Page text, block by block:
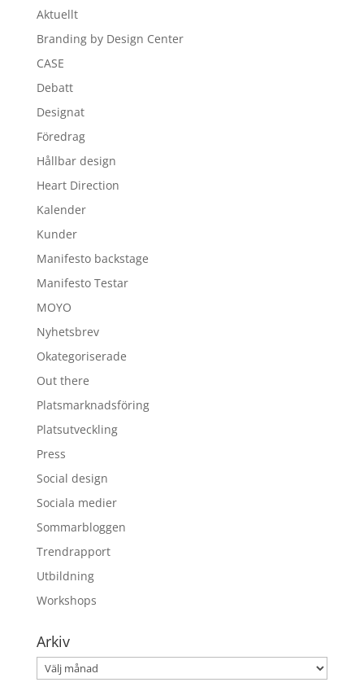
Aktuellt
Branding by Design Center
CASE
Debatt
Designat
Föredrag
Hållbar design
Heart Direction
Kalender
Kunder
Manifesto backstage
Manifesto Testar
MOYO
Nyhetsbrev
Okategoriserade
Out there
Platsmarknadsföring
Platsutveckling
Press
Social design
Sociala medier
Sommarbloggen
Trendrapport
Utbildning
Workshops
Arkiv
Arkiv